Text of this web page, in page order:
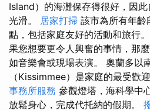
Island）的海灘保存得很好，因
光滑。 居家打掃 該市為所有年齡
點，包括家庭友好的活動和旅行。
果您想要更令人興奮的事情，那
如音樂會或現場表演。 奧蘭多以
（Kissimmee）是家庭的最受歡
事務所服務 參觀燈塔，海科學中
放鬆身心，完成代托納的假期。